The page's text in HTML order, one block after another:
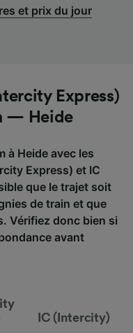
et prix du jour
Express)
— Heide
à Heide avec les
Express) et IC
que le trajet soit
de train et que
Vérifiez donc bien si
avant
IC (Intercity)